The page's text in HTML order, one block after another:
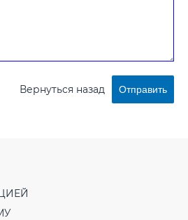
Вернуться назад Отправить